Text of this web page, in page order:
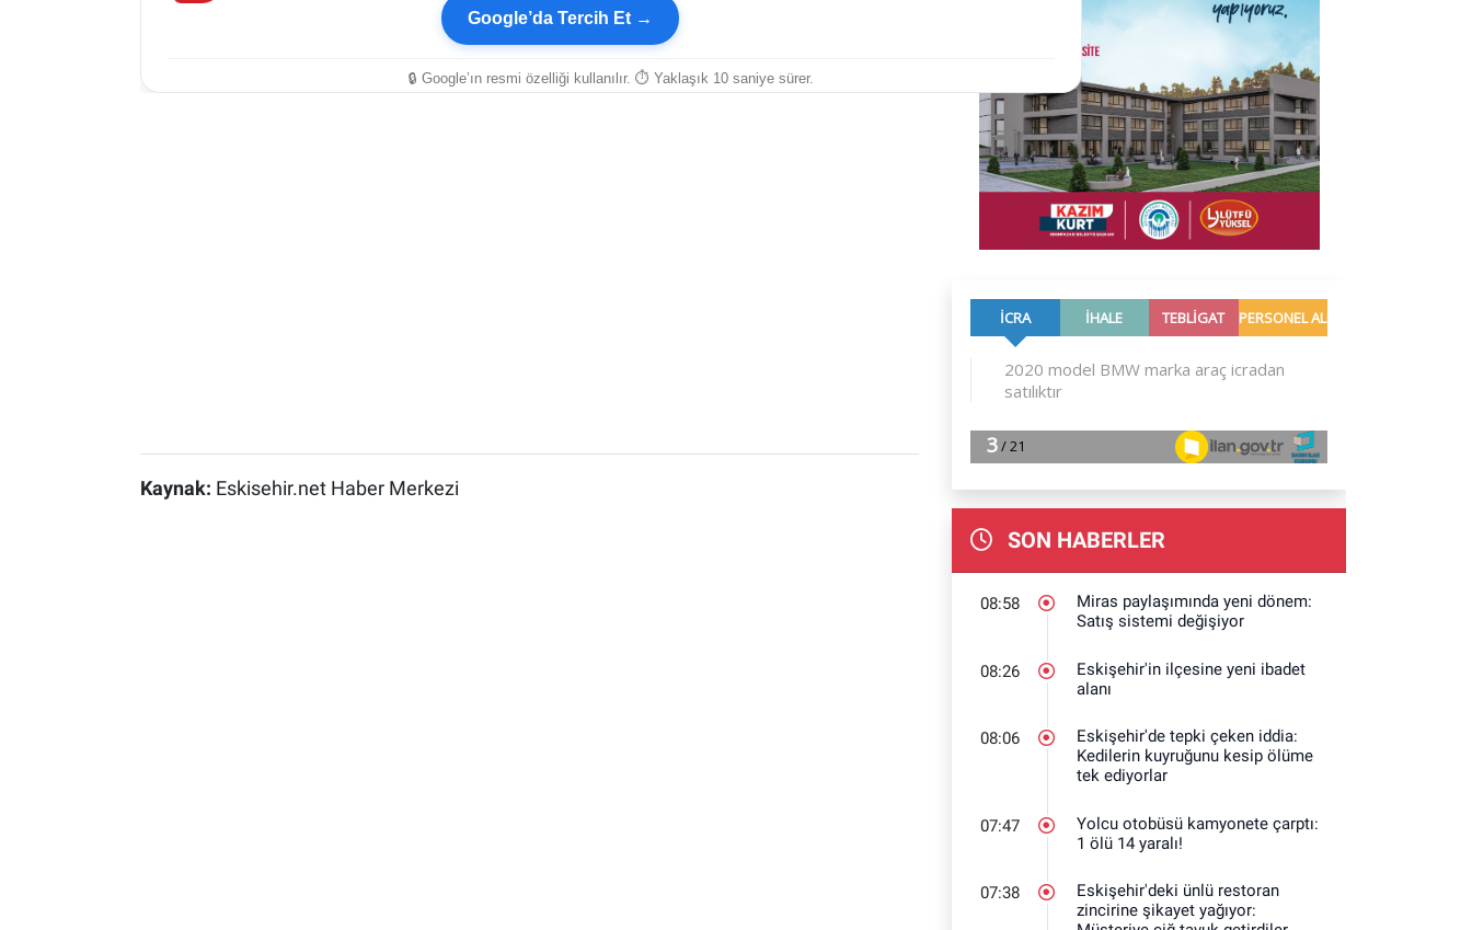
Google’da Tercih Et →
🔒 Google’ın resmi özelliği kullanılır. ⏱ Yaklaşık 10 saniye sürer.
Kaynak: Eskisehir.net Haber Merkezi
SON HABERLER
08:58
Miras paylaşımında yeni dönem:
Satış sistemi değişiyor
08:26
Eskişehir'in ilçesine yeni ibadet
alanı
08:06
Eskişehir'de tepki çeken iddia:
Kedilerin kuyruğunu kesip ölüme
tek ediyorlar
07:47
Yolcu otobüsü kamyonete çarptı:
1 ölü 14 yaralı!
07:38
Eskişehir'deki ünlü restoran
zincirine şikayet yağıyor:
Eskişehir Hava Durumu